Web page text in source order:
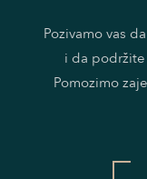
Pozivamo vas
i da
Pomozimo